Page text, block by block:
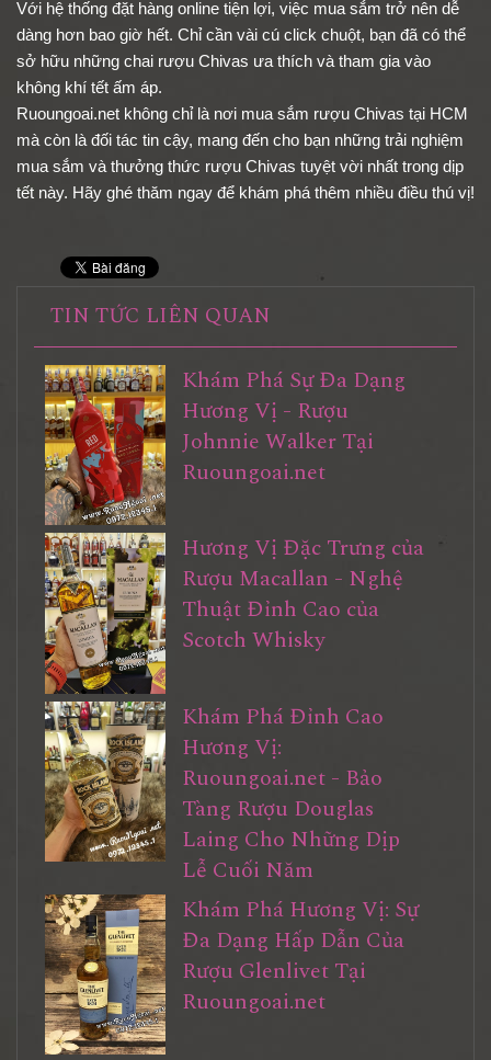
Với hệ thống đặt hàng online tiện lợi, việc mua sắm trở nên dễ
dàng hơn bao giờ hết. Chỉ cần vài cú click chuột, bạn đã có thể
sở hữu những chai rượu Chivas ưa thích và tham gia vào
không khí tết ấm áp.
Ruoungoai.net không chỉ là nơi mua sắm rượu Chivas tại HCM
mà còn là đối tác tin cậy, mang đến cho bạn những trải nghiệm
mua sắm và thưởng thức rượu Chivas tuyệt vời nhất trong dịp
tết này. Hãy ghé thăm ngay để khám phá thêm nhiều điều thú vị!
TIN TỨC LIÊN QUAN
Khám Phá Sự Đa Dạng
Hương Vị - Rượu
Johnnie Walker Tại
Ruoungoai.net
Hương Vị Đặc Trưng của
Rượu Macallan - Nghệ
Thuật Đỉnh Cao của
Scotch Whisky
Khám Phá Đỉnh Cao
Hương Vị:
Ruoungoai.net - Bảo
Tàng Rượu Douglas
Laing Cho Những Dịp
Lễ Cuối Năm
Khám Phá Hương Vị: Sự
Đa Dạng Hấp Dẫn Của
Rượu Glenlivet Tại
Ruoungoai.net